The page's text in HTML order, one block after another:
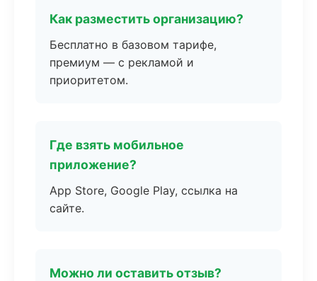
Как разместить организацию?
Бесплатно в базовом тарифе,
премиум — с рекламой и
приоритетом.
Где взять мобильное
приложение?
App Store, Google Play, ссылка на
сайте.
Можно ли оставить отзыв?